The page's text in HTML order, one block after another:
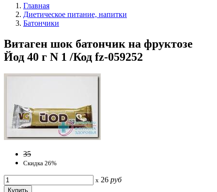
Главная
Диетическое питание, напитки
Батончики
Витаген шок батончик на фруктозе
Йод 40 г N 1 /Код fz-059252
35
Скидка 26%
x 26 руб